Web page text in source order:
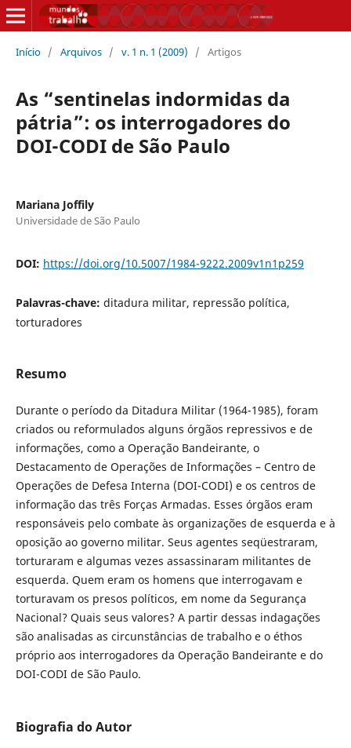
Início / Arquivos / v. 1 n. 1 (2009) / Artigos
As “sentinelas indormidas da
pátria”: os interrogadores do
DOI-CODI de São Paulo
Mariana Joffily
Universidade de São Paulo
DOI: https://doi.org/10.5007/1984-9222.2009v1n1p259
Palavras-chave: ditadura militar, repressão política,
torturadores
Resumo
Durante o período da Ditadura Militar (1964-1985), foram
criados ou reformulados alguns órgãos repressivos e de
informações, como a Operação Bandeirante, o
Destacamento de Operações de Informações – Centro de
Operações de Defesa Interna (DOI-CODI) e os centros de
informação das três Forças Armadas. Esses órgãos eram
responsáveis pelo combate às organizações de esquerda e à
oposição ao governo militar. Seus agentes seqüestraram,
torturaram e algumas vezes assassinaram militantes de
esquerda. Quem eram os homens que interrogavam e
torturavam os presos políticos, em nome da Segurança
Nacional? Quais seus valores? A partir dessas indagações
são analisadas as circunstâncias de trabalho e o éthos
próprio aos interrogadores da Operação Bandeirante e do
DOI-CODI de São Paulo.
Biografia do Autor